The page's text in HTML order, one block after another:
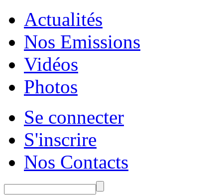
Actualités
Nos Emissions
Vidéos
Photos
Se connecter
S'inscrire
Nos Contacts